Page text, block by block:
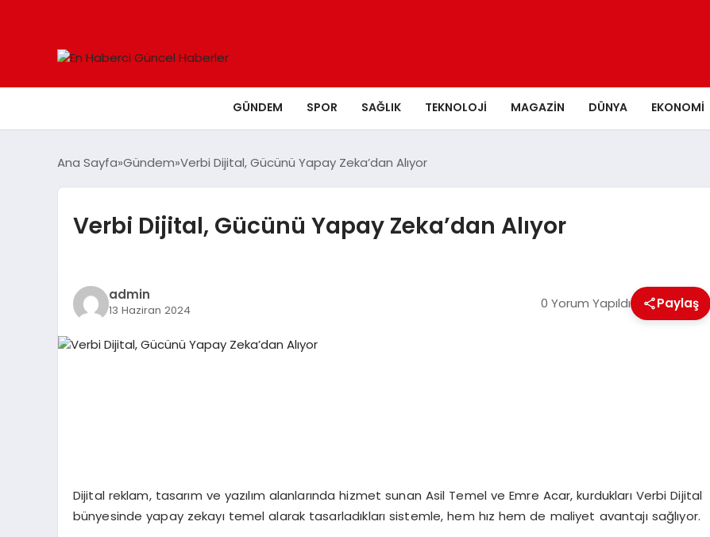
GÜNDEM SPOR SAĞLIK TEKNOLOJI MAGAZIN DÜNYA EKONOMI
Ana Sayfa Gündem Verbi Dijital, Gücünü Yapay Zeka’dan Alıyor
Verbi Dijital, Gücünü Yapay Zeka’dan Alıyor
admin
13 Haziran 2024 0 Yorum Yapıldı Paylaş
Dijital reklam, tasarım ve yazılım alanlarında hizmet sunan Asil Temel ve Emre Acar, kurdukları Verbi Dijital
bünyesinde yapay zekayı temel alarak tasarladıkları sistemle, hem hız hem de maliyet avantajı sağlıyor.